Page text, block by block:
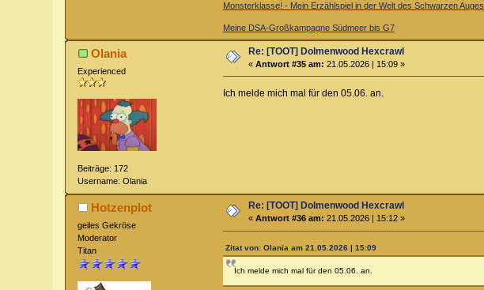
Monsterklasse! - Mein Erzählspiel in der Welt des Schwarzen Auges
Meine DSA-Großkampagne Südmeer bis G7
Olania
Experienced
Beiträge: 172
Username: Olania
Re: [TOOT] Dolmenwood Hexcrawl
«Antwort #35 am: 21.05.2026 | 15:09 »
Ich melde mich mal für den 05.06. an.
Hotzenplot
geiles Gekröse
Moderator
Titan
Re: [TOOT] Dolmenwood Hexcrawl
«Antwort #36 am: 21.05.2026 | 15:12 »
Zitat von: Olania am 21.05.2026 | 15:09
Ich melde mich mal für den 05.06. an.